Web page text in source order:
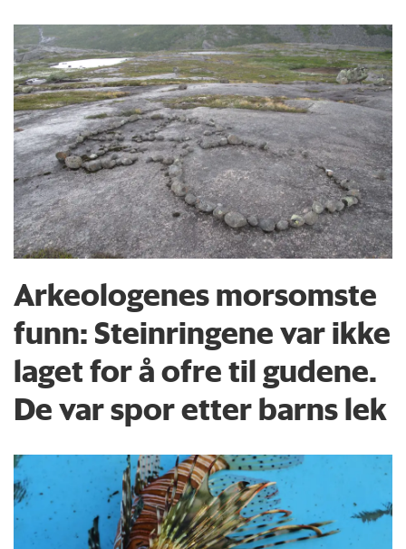
Arkeologenes morsomste
funn: Steinringene var ikke
laget for å ofre til gudene.
De var spor etter barns lek